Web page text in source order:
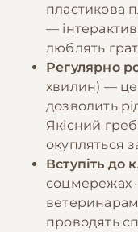
пластикова
—
люблять
Регулярно
хвилин) —
дозволить
Якісний
окупляться
Вступіть до
соцмережах
проводять